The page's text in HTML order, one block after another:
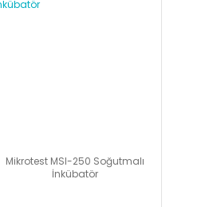
Mikrotest MSI-250 Soğutmalı
İnkübatör